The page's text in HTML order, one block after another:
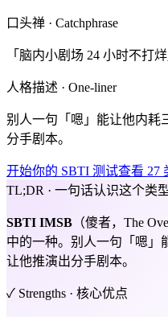
口头禅 · Catchphrase
「脑内小剧场 24 小时不打烊
人格描述 · One-liner
别人一句「嗯」能让他内耗
分手剧本。
开始你的 SBTI 测试查看 27
TL;DR · 一句话认识这个类
SBTI IMSB （傻者，The
中的一种。别人一句「嗯」
让他推演出分手剧本。
✓ Strengths · 核心优点